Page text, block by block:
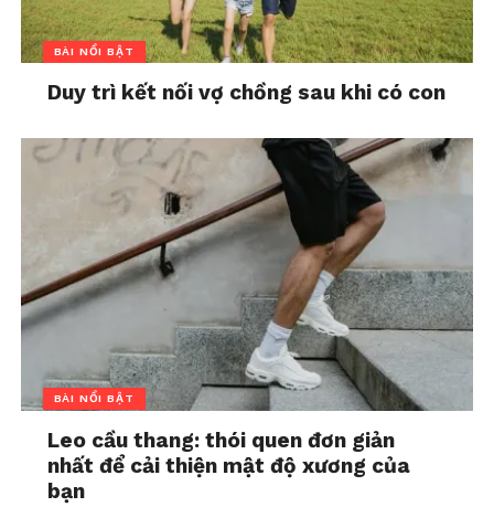
BÀI NỔI BẬT
Duy trì kết nối vợ chồng sau khi có con
BÀI NỔI BẬT
Leo cầu thang: thói quen đơn giản
nhất để cải thiện mật độ xương của
bạn